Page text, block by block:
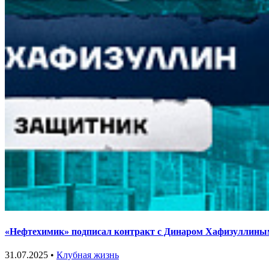
«Нефтехимик» подписал контракт с Динаром
31.07.2025 • Клубная жизнь